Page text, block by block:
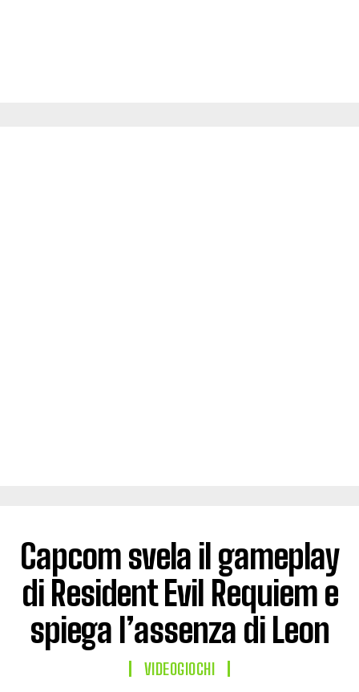
Capcom svela il gameplay
di Resident Evil Requiem e
spiega l’assenza di Leon
VIDEOGIOCHI